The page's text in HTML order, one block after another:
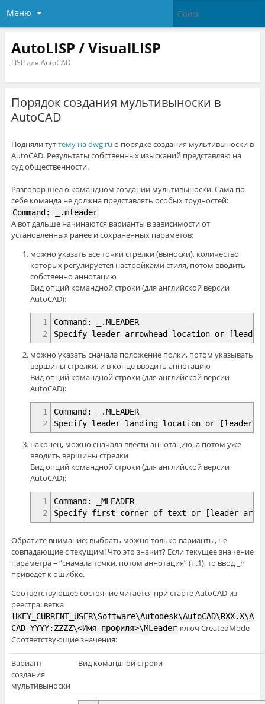
Меню
AutoLISP / VisualLISP
LISP для AutoCAD
Порядок создания мультивыноски в
AutoCAD
Подняли туттему на dwg.ru о порядке создания мультивыноски в
AutoCAD. Результаты собственных изысканий представляю на
суд общественности.
Разговор шел о командном создании мультивыноски. Сама по
себе команда не должна представлять особых трудностей:
Command: _.mleader
А вот дальше начинаются варианты в зависимости от
установленных ранее и сохраненных параметов:
можно указать все точки стрелки (выноски), количество
которых регулируется настройками стиля, потом вводить
собственно аннотацию
Вид опций командной строки (для английской версии
AutoCAD):
1
2
Command: _.MLEADER
Specify leader arrowhead location or
можно указать сначала положение полки, потом указывать
вершины стрелки, и в конце вводить аннотацию
Вид опций командной строки (для английской версии
AutoCAD):
1
2
Command: _.MLEADER
Specify leader landing location or [leader
наконец, можно сначала ввести аннотацию, а потом уже
вводить вершины стрелки
Вид опций командной строки (для английской версии
AutoCAD):
1
2
Command: _MLEADER
Specify first corner of text or [leader
Обратите внимание: выбрать можно только варианты, не
совпадающие с текущим! Что это значит? Если текущее значение
параметра – “сначала точки, потом аннотация” (п.1), то ввод _h
приведет к ошибке.
Соответствующее состояние читается при старте AutoCAD из
реестра: ветка
HKEY_CURRENT_USER\Software\Autodesk\AutoCAD\RXX.X\A
CAD-YYYY:ZZZZ\<Имя профиля>\MLeader ключ CreatedMode
Соответствующие значения:
Вариант
создания
мультивыноски
Вид командной строки